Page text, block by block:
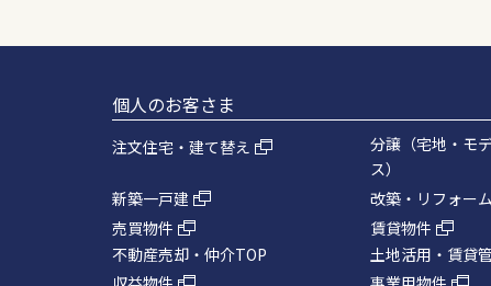
個人のお客さま
注文住宅・建て替え
分譲（宅地・モ
ス）
新築一戸建
改築・リフォーム
売買物件
賃貸物件
不動産売却・仲介TOP
土地活用・賃貸